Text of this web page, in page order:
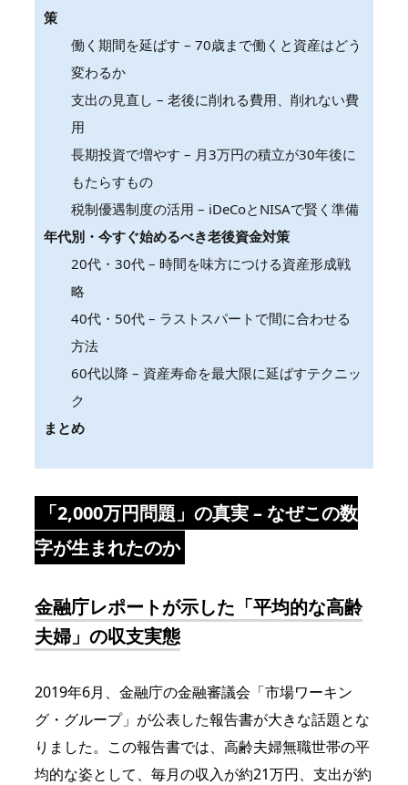
策
働く期間を延ばす – 70歳まで働くと資産はどう
変わるか
支出の見直し – 老後に削れる費用、削れない費
用
長期投資で増やす – 月3万円の積立が30年後に
もたらすもの
税制優遇制度の活用 – iDeCoとNISAで賢く準備
年代別・今すぐ始めるべき老後資金対策
20代・30代 – 時間を味方につける資産形成戦
略
40代・50代 – ラストスパートで間に合わせる
方法
60代以降 – 資産寿命を最大限に延ばすテクニッ
ク
まとめ
「2,000万円問題」の真実 – なぜこの数
字が生まれたのか
金融庁レポートが示した「平均的な高齢
夫婦」の収支実態
2019年6月、金融庁の金融審議会「市場ワーキン
グ・グループ」が公表した報告書が大きな話題とな
りました。この報告書では、高齢夫婦無職世帯の平
均的な姿として、毎月の収入が約21万円、支出が約